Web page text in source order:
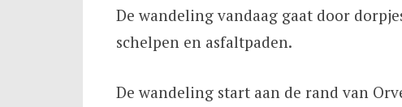
De wandeling vandaag gaat door
schelpen en asfaltpaden.
De wandeling start aan de rand van